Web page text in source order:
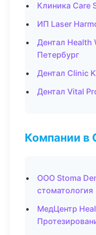
Клиника Care
ИП Laser
Дентал
Петербург
Дентал Clinic
Дентал Vital
Компании в
ООО Stoma
стоматология
МедЦентр